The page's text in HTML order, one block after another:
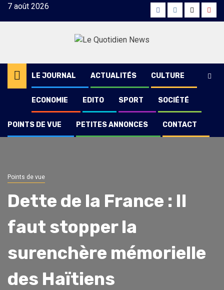
Skip7 août 2026 FacebookInstagram
Twitter
LE JOURNAL ACTUALITÉS CULTURE
ECONOMIE EDITO SPORT SOCIÉTÉ
POINTS DE VUE PETITES ANNONCES CONTACT
Points de vue
Dette de la France : Il
faut stopper la
surenchère mémorielle
des Haïtiens